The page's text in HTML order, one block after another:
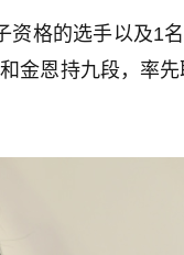
格的选手以及1
金恩持九段，率